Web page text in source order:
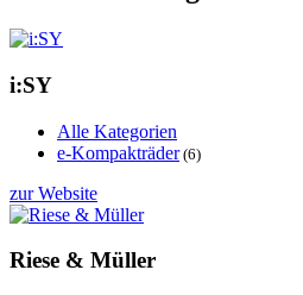
i:SY
Alle Kategorien
e-Kompakträder(6)
zur Website
Riese & Müller